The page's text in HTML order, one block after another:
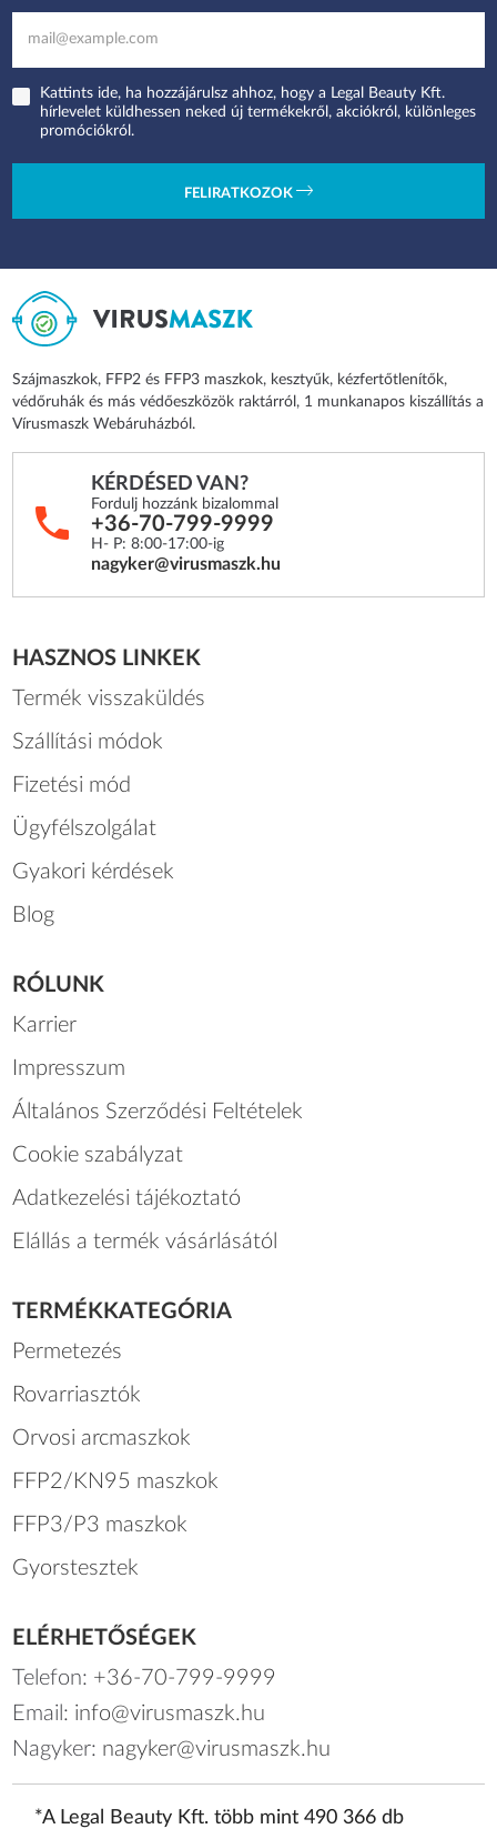
Kattints ide, ha hozzájárulsz ahhoz, hogy a Legal Beauty Kft.
hírlevelet küldhessen neked új termékekről, akciókról, különleges
promóciókról.
FELIRATKOZOK
Szájmaszkok, FFP2 és FFP3 maszkok, kesztyűk, kézfertőtlenítők,
védőruhák és más védőeszközök raktárról, 1 munkanapos kiszállítás a
Vírusmaszk Webáruházból.
KÉRDÉSED VAN?
Fordulj hozzánk bizalommal
+36-70-799-9999
H- P: 8:00-17:00-ig
nagyker@virusmaszk.hu
HASZNOS LINKEK
Termék visszaküldés
Szállítási módok
Fizetési mód
Ügyfélszolgálat
Gyakori kérdések
Blog
RÓLUNK
Karrier
Impresszum
Általános Szerződési Feltételek
Cookie szabályzat
Adatkezelési tájékoztató
Elállás a termék vásárlásától
TERMÉKKATEGÓRIA
Permetezés
Rovarriasztók
Orvosi arcmaszkok
FFP2/KN95 maszkok
FFP3/P3 maszkok
Gyorstesztek
ELÉRHETŐSÉGEK
Telefon: +36-70-799-9999
Email: info@virusmaszk.hu
Nagyker: nagyker@virusmaszk.hu
*A Legal Beauty Kft. több mint 490 366 db